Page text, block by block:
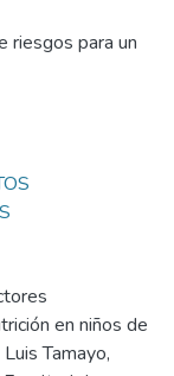
riesgos para un
en niños de
Tamayo,